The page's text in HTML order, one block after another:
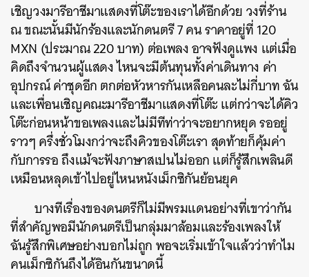
เชิญวงมารีอาชีมาแสดงที่โต๊ะของเราได้อีกด้วย วงที่ร้าน
ณ ขณะนั้นมีนักร้องและนักดนตรี 7 คน ราคาอยู่ที่ 120
MXN (ประมาณ 220 บาท) ต่อเพลง อาจฟังดูแพง แต่เมื่อ
คิดถึงจำนวนผู้แสดง ไหนจะมีต้นทุนทั้งค่าเดินทาง ค่า
อุปกรณ์ ค่าชุดอีก ตกต่อหัวหารกันเหลือคนละไม่กี่บาท ฉัน
และเพื่อนเชิญคณะมารีอาชีมาแสดงที่โต๊ะ แต่กว่าจะได้คิว
โต๊ะก่อนหน้าขอเพลงและไม่มีทีท่าว่าจะอยากหยุด รออยู่
ราวๆ ครึ่งชั่วโมงกว่าจะถึงคิวของโต๊ะเรา สุดท้ายก็คุ้มค่า
กับการรอ ถึงแม้จะฟังภาษาสเปนไม่ออก แต่ก็รู้สึกเพลินดี
เหมือนหลุดเข้าไปอยู่ไหนหนังเม็กซิกันย้อนยุค
บางทีเรื่องของดนตรีก็ไม่มีพรมแดนอย่างที่เขาว่ากัน
ที่สำคัญพอมีนักดนตรีเป็นกลุ่มมาล้อมและร้องเพลงให้
ฉันรู้สึกพิเศษอย่างบอกไม่ถูก พอจะเริ่มเข้าใจแล้วว่าทำไม
คนเม็กซิกันถึงได้อินกันขนาดนี้